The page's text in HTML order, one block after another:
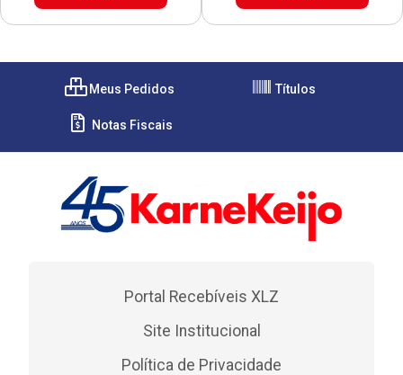
Meus Pedidos Títulos
Notas Fiscais
Portal Recebíveis XLZ
Site Institucional
Política de Privacidade